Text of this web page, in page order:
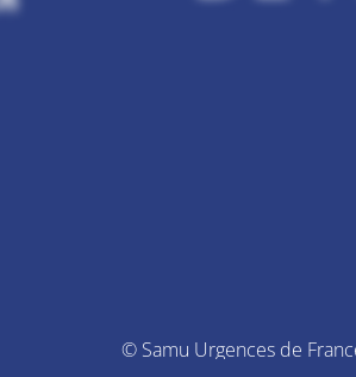
© Samu Urgences de